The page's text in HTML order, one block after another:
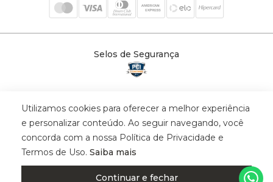
Selos de Segurança
© 2025 Trinys Indústria e Comércio Ltda - Todos os direitos reservados
| CNPJ: 59.907.634/0001-75 | Rua Santa Augusta, 409 - Vila
Califórnia - Osvaldo Cruz - SP - CEP: 17702-316.
Utilizamos cookies para oferecer a melhor experiência
e personalizar conteúdo. Ao seguir navegando, você
concorda com a nossa Política de Privacidade e
Termos de Uso. Saiba mais
Continuar e fechar